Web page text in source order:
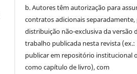
b. Autores têm autorização para
contratos adicionais separadamente,
distribuição não-exclusiva da versão
trabalho publicada nesta revista (ex.:
publicar em repositório institucional
como capítulo de livro), com